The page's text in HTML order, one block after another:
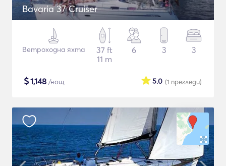
Bavaria 37 Cruiser
Ветроходна яхта
37 ft
11 m
6 3 3
$1,148 /нощ (1 прегледи)
5.0